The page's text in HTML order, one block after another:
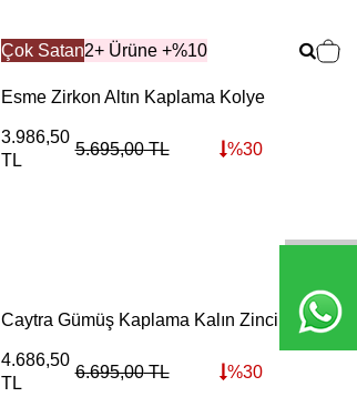
Çok Satan2+ Ürüne +%10
Esme Zirkon Altın Kaplama Kolye
3.986,50
TL
5.695,00TL %30
Caytra Gümüş Kaplama Kalın Zincir Kolye
4.686,50
TL
6.695,00TL %30